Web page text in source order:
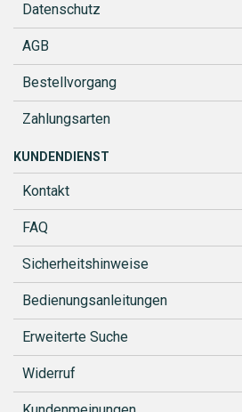
Datenschutz
AGB
Bestellvorgang
Zahlungsarten
KUNDENDIENST
Kontakt
FAQ
Sicherheitshinweise
Bedienungsanleitungen
Erweiterte Suche
Widerruf